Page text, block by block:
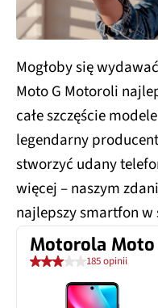
Mogłoby się
Moto G Motoroli
całe szczęście
legendarny
stworzyć udany
więcej – naszym
najlepszy smartfon
Motorola Moto
185 opinii